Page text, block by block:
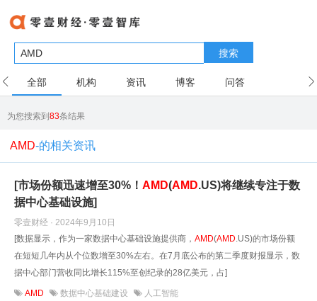
搜索
全部 机构 资讯 博客 问答
为您搜索到83条结果
AMD-的相关资讯
[市场份额迅速增至30%！ AMD(AMD.US)将继续专注于数
据中心基础设施]
零壹财经 · 2024年9月10日
[数据显示，作为一家数据中心基础设施提供商， AMD(AMD.US)的市场份额
在短短几年内从个位数增至30%左右。在7月底公布的第二季度财报显示，数
据中心部门营收同比增长115%至创纪录的28亿美元，占]
AMD 数据中心基础建设 人工智能